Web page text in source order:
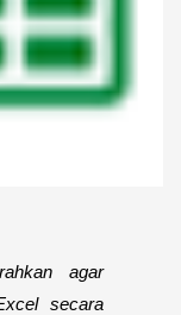
agar
secara